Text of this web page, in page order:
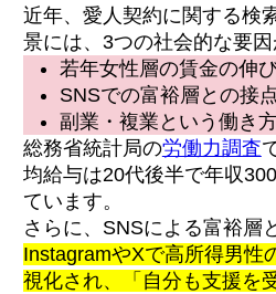
近年、愛人契約に関する検
景には、3つの社会的な要因
若年女性層の賃金の伸
SNSでの富裕層との接
副業・複業という働き
総務省統計局の労働力調査
均給与は20代後半で年収
ています。
さらに、SNSによる富裕層
InstagramやXで高所得男性
視化され、「自分も支援を